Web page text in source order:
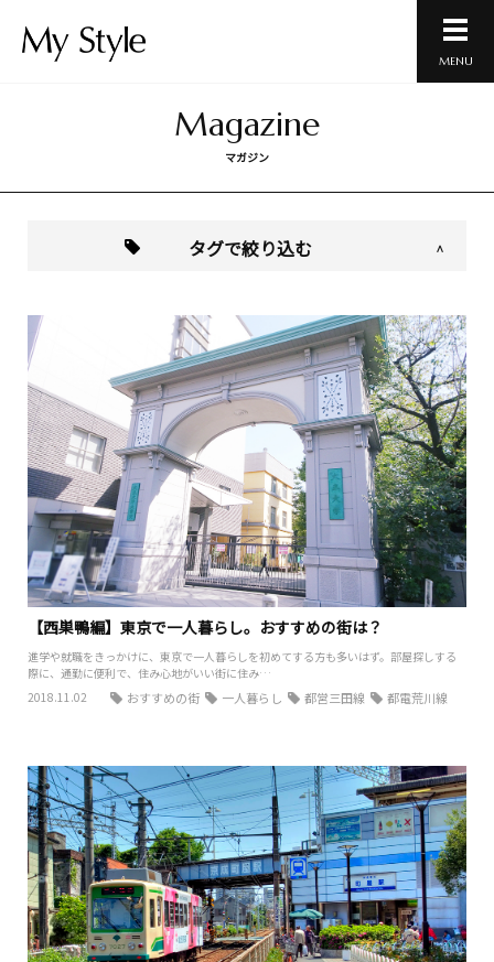
MENU
Magazine
マガジン
タグで絞り込む
【西巣鴨編】東京で一人暮らし。おすすめの街は？
進学や就職をきっかけに、東京で一人暮らしを初めてする方も多いはず。部屋探しする
際に、通勤に便利で、住み心地がいい街に住み…
2018.11.02
おすすめの街 一人暮らし 都営三田線 都電荒川線